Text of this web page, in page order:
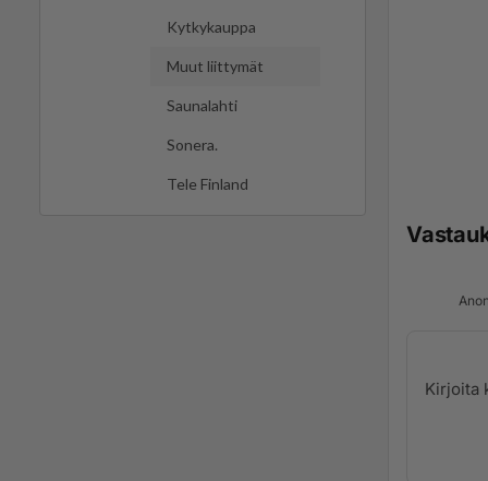
Kytkykauppa
Muut liittymät
Saunalahti
Sonera.
Tele Finland